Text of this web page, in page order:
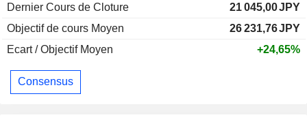
Dernier Cours de Cloture
21 045,00JPY
Objectif de cours Moyen
26 231,76JPY
Ecart / Objectif Moyen
+24,65%
Consensus